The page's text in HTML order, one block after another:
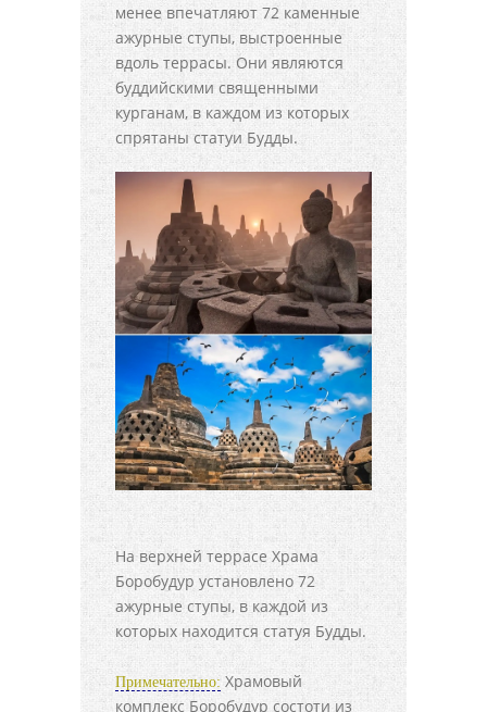
менее впечатляют 72 каменные
ажурные ступы, выстроенные
вдоль террасы. Они являются
буддийскими священными
курганам, в каждом из которых
спрятаны статуи Будды.
На верхней террасе Храма
Боробудур установлено 72
ажурные ступы, в каждой из
которых находится статуя Будды.
Примечательно: Храмовый
комплекс Боробудур состоти из